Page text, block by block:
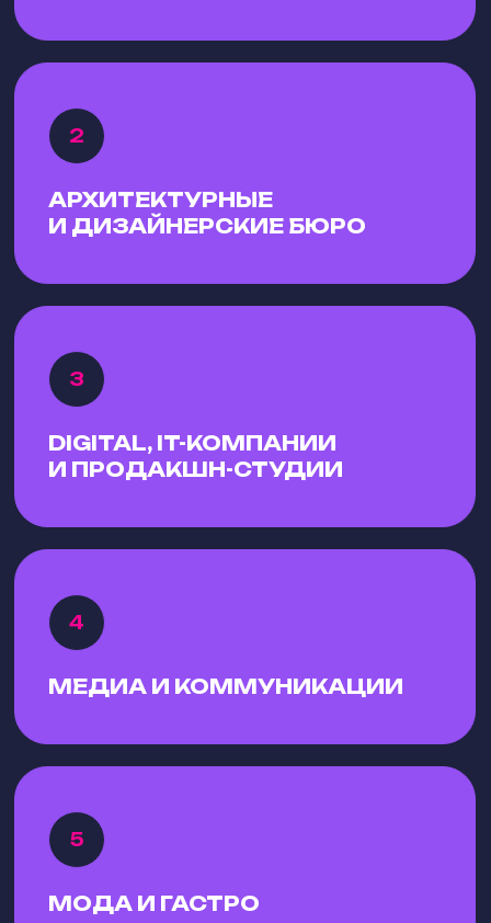
АРХИТЕКТУРНЫЕ
И ДИЗАЙНЕРСКИЕ БЮРО
DIGITAL, IT-КОМПАНИИ
И ПРОДАКШН-СТУДИИ
МЕДИА И КОММУНИКАЦИИ
МОДА И ГАСТРО
ФОРМАТЫ